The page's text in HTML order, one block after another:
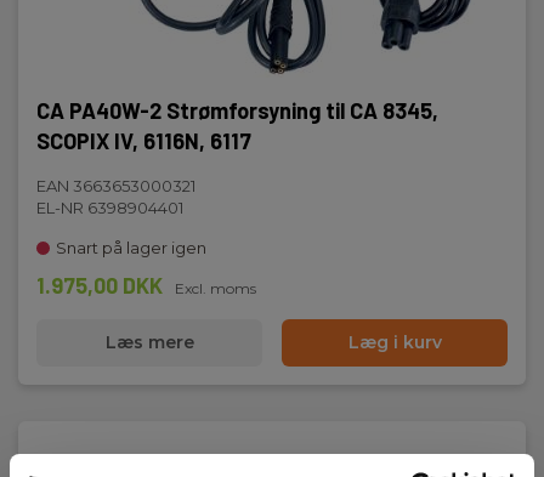
CA PA40W-2 Strømforsyning til CA 8345,
SCOPIX IV, 6116N, 6117
EAN 3663653000321
EL-NR 6398904401
Snart på lager igen
1.975,00 DKK Excl. moms
Læs mere Læg i kurv